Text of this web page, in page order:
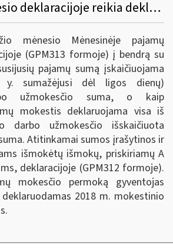
49. Kurio mėnesio deklaracijoje reikia deklaruoti pajamų mokestį, perskaičiuotą nuo 2018 m. darbuotojui išmokėto viso gruodžio mėnesio darbo užmokesčio, sumažėjusio dėl gruodžio mėnesio pabaigoje buvusio nedarbingumo?
mėnesio Mėnesinėje pajamų
(GPM313 formoje) į bendrą su
pajamų sumą įskaičiuojama
y. sumažėjusi dėl ligos dienų)
užmokesčio suma, o kaip
mokestis deklaruojama visa iš
darbo užmokesčio išskaičiuota
Atitinkamai sumos įrašytinos ir
išmokėtų išmokų, priskiriamų A
deklaracijoje (GPM312 formoje).
mokesčio permoką gyventojas
2018 m. mokestinio